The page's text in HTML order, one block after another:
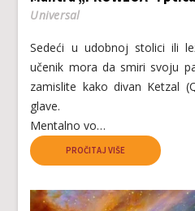
Universal
Sedeći u udobnoj stolici ili
učenik mora da smiri svoju
zamislite kako divan Ketzal
glave.
Mentalno vo…
PROČITAJ VIŠE